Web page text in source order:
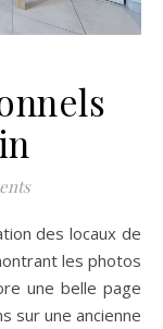
les photos
une belle page
sur une ancienne